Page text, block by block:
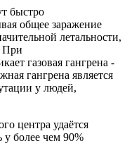
быстро
общее заражение
летальности,
При
газовая гангрена -
гангрена является
у людей,
центра удаётся
у более чем 90%